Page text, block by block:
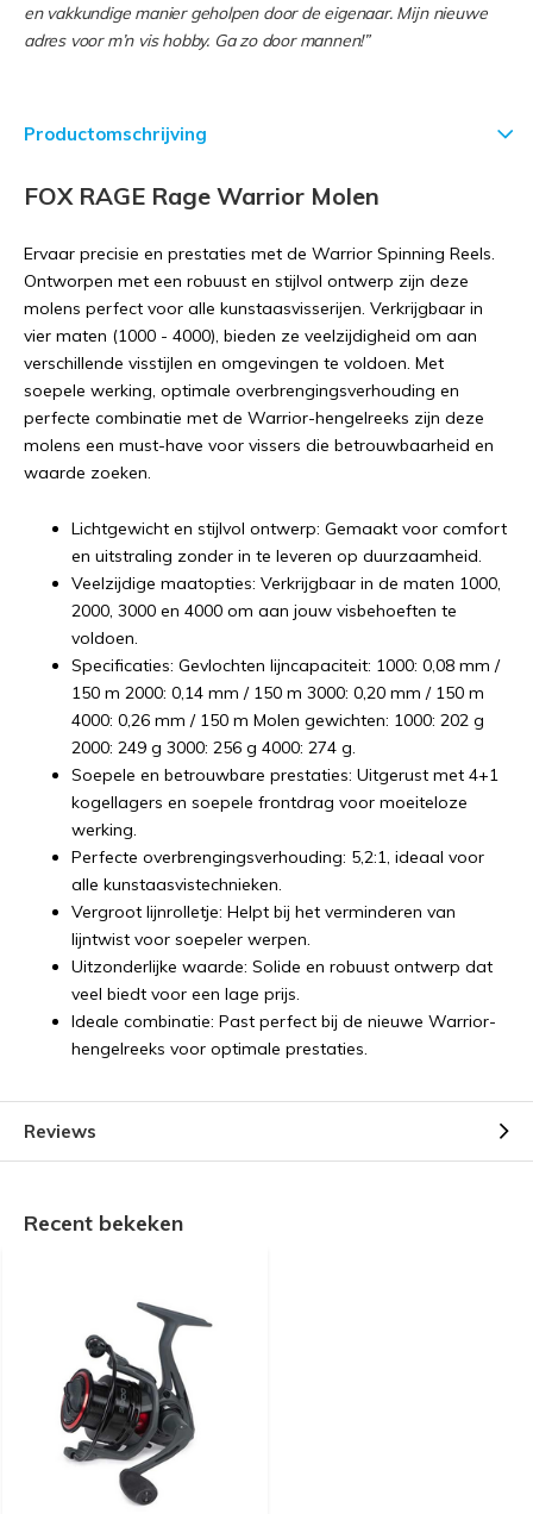
en vakkundige manier geholpen door de eigenaar. Mijn nieuwe
adres voor m’n vis hobby. Ga zo door mannen!”
Productomschrijving
FOX RAGE Rage Warrior Molen
Ervaar precisie en prestaties met de Warrior Spinning Reels.
Ontworpen met een robuust en stijlvol ontwerp zijn deze
molens perfect voor alle kunstaasvisserijen. Verkrijgbaar in
vier maten (1000 - 4000), bieden ze veelzijdigheid om aan
verschillende visstijlen en omgevingen te voldoen. Met
soepele werking, optimale overbrengingsverhouding en
perfecte combinatie met de Warrior-hengelreeks zijn deze
molens een must-have voor vissers die betrouwbaarheid en
waarde zoeken.
Lichtgewicht en stijlvol ontwerp: Gemaakt voor comfort
en uitstraling zonder in te leveren op duurzaamheid.
Veelzijdige maatopties: Verkrijgbaar in de maten 1000,
2000, 3000 en 4000 om aan jouw visbehoeften te
voldoen.
Specificaties: Gevlochten lijncapaciteit: 1000: 0,08 mm /
150 m 2000: 0,14 mm / 150 m 3000: 0,20 mm / 150 m
4000: 0,26 mm / 150 m Molen gewichten: 1000: 202 g
2000: 249 g 3000: 256 g 4000: 274 g.
Soepele en betrouwbare prestaties: Uitgerust met 4+1
kogellagers en soepele frontdrag voor moeiteloze
werking.
Perfecte overbrengingsverhouding: 5,2:1, ideaal voor
alle kunstaasvistechnieken.
Vergroot lijnrolletje: Helpt bij het verminderen van
lijntwist voor soepeler werpen.
Uitzonderlijke waarde: Solide en robuust ontwerp dat
veel biedt voor een lage prijs.
Ideale combinatie: Past perfect bij de nieuwe Warrior-
hengelreeks voor optimale prestaties.
Reviews
Recent bekeken